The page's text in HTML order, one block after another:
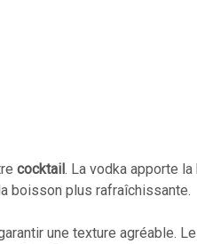
cocktail. La vodka apporte
boisson plus rafraîchissante.
une texture agréable.